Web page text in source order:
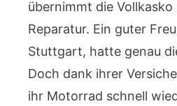
übernimmt die
Reparatur. Ein guter
Stuttgart, hatte genau
Doch dank ihrer
ihr Motorrad schnell